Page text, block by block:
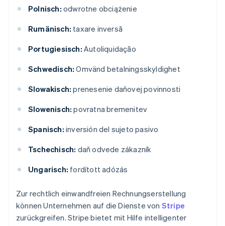
Polnisch: odwrotne obciążenie
Rumänisch: taxare inversă
Portugiesisch: Autoliquidação
Schwedisch: Omvänd betalningsskyldighet
Slowakisch: prenesenie daňovej povinnosti
Slowenisch: povratna bremenitev
Spanisch: inversión del sujeto pasivo
Tschechisch: daň odvede zákazník
Ungarisch: fordított adózás
Zur rechtlich einwandfreien Rechnungserstellung
können Unternehmen auf die Dienste von Stripe
zurückgreifen. Stripe bietet mit Hilfe intelligenter